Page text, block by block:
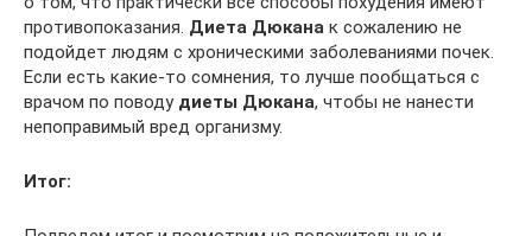
противопоказания. Диета Дюкана к сожалению не
подойдет людям с хроническими заболеваниями почек.
Если есть какие-то сомнения, то лучше пообщаться с
врачом по поводу диеты Дюкана, чтобы не нанести
непоправимый вред организму.
Итог: